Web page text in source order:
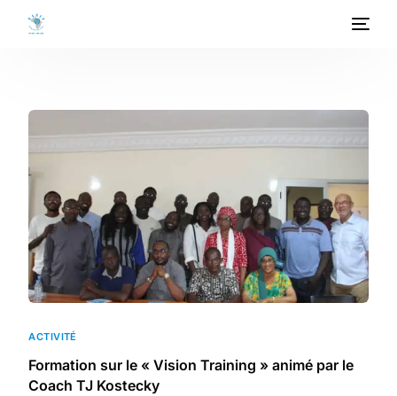
ACTIVITÉ
Formation sur le « Vision Training » animé par le
Coach TJ Kostecky
A PROPOS
PROGRAMMES
PROJETS
ACTIVITES
PUBLICATIONS